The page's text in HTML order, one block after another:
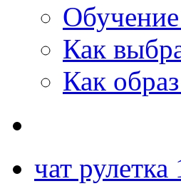
Как
Как
чат